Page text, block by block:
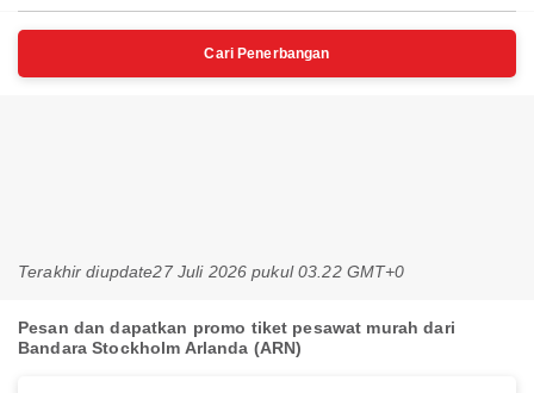
Cari Penerbangan
Terakhir diupdate27 Juli 2026 pukul 03.22 GMT+0
Pesan dan dapatkan promo tiket pesawat murah dari
Bandara Stockholm Arlanda (ARN)